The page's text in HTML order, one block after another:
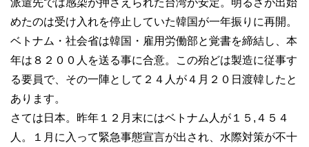
派遣先では感染が押さえられた台湾が安定。明るさが出始
めたのは受け入れを停止していた韓国が一年振りに再開。
ベトナム・社会省は韓国・雇用労働部と覚書を締結し、本
年は８２００人を送る事に合意。この殆どは製造に従事す
る要員で、その一陣として２４人が４月２０日渡韓したと
あります。
さては日本。昨年１２月末にはベトナム人が１５,４５４
人。１月に入って緊急事態宣言が出され、水際対策が不十